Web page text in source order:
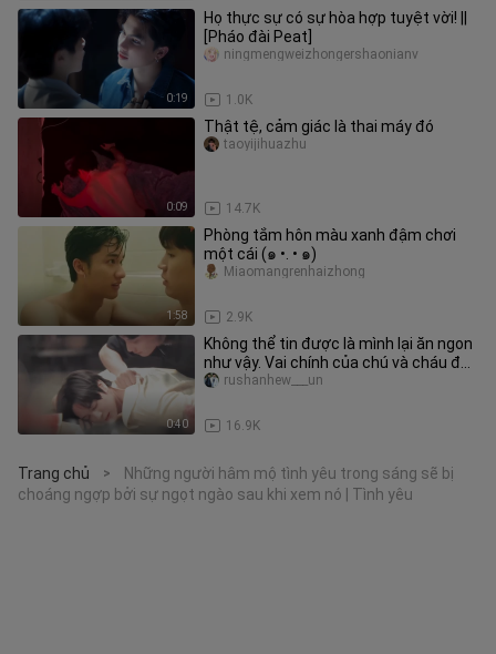
0:19
Họ thực sự có sự hòa hợp tuyệt vời! ||
[Pháo đài Peat]
1.0K
ningmengweizhongershaonianv
0:09
Thật tệ, cảm giác là thai máy đó
14.7K
taoyijihuazhu
1:58
Phòng tắm hôn màu xanh đậm chơi
một cái (๑ •. • ๑)
2.9K
Miaomangrenhaizhong
0:40
Không thể tin được là mình lại ăn ngon
như vậy. Vai chính của chú và cháu đều
ở đây, vậy trận đấu ch
16.9K
rushanhew___un
Trang chủ >
Những người hâm mộ tình yêu trong sáng sẽ bị
choáng ngợp bởi sự ngọt ngào sau khi xem nó | Tình yêu